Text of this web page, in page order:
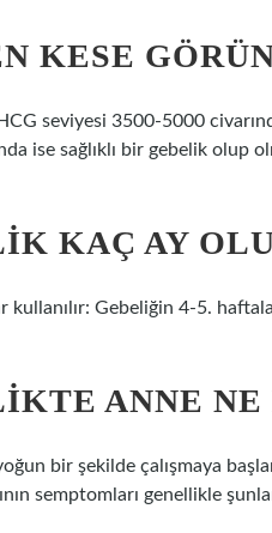
KESE
seviyesi 3500-5000
ise sağlıklı bir gebelik olup
KAÇ AY
Gebeliğin 4-5.
ANNE NE
bir şekilde çalışmaya
semptomları genellikle